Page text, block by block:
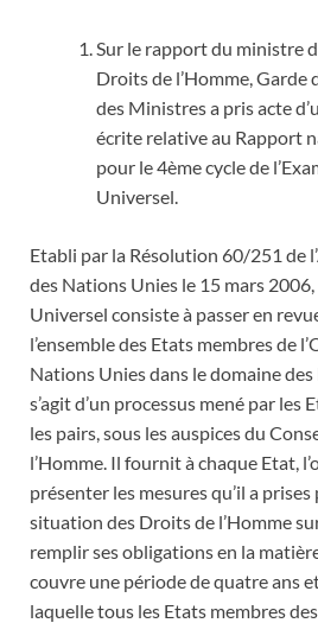
Sur le rapport du ministre
Droits de l’Homme, Garde
des Ministres a pris acte
écrite relative au Rapport
pour le 4ème cycle de
Universel.
Etabli par la Résolution 60/251 de
des Nations Unies le 15 mars
Universel consiste à passer en
l’ensemble des Etats membres de
Nations Unies dans le domaine
s’agit d’un processus mené par les
les pairs, sous les auspices du
l’Homme. Il fournit à chaque Etat,
présenter les mesures qu’il a
situation des Droits de l’Homme
remplir ses obligations en la
couvre une période de quatre ans
laquelle tous les Etats membres